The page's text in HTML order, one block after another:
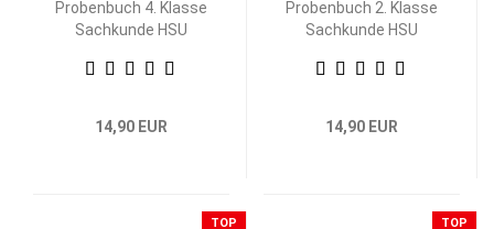
Probenbuch 4. Klasse
Sachkunde HSU
14,90 EUR
Probenbuch 2. Klasse
Sachkunde HSU
14,90 EUR
TOP TOP